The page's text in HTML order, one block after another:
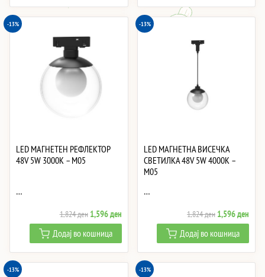
3,851 ден.3,370 ден.
3,851 ден.
-13%
LED МАГНЕТЕН РЕФЛЕКТОР
48V 5W 3000K – M05
…
1,824ден Original
price
was:
1,824 ден.
1,596денCurrent
price
is:
1,596 ден.
Додај во кошница
-13%
LED МАГНЕТНА ВИСЕЧКА
СВЕТИЛКА 48V 5W 4000K –
M05
…
1,824ден Original
price
was:
1,824 ден.
1,596ден
price
is:
Додај во кошница
-13% -13%